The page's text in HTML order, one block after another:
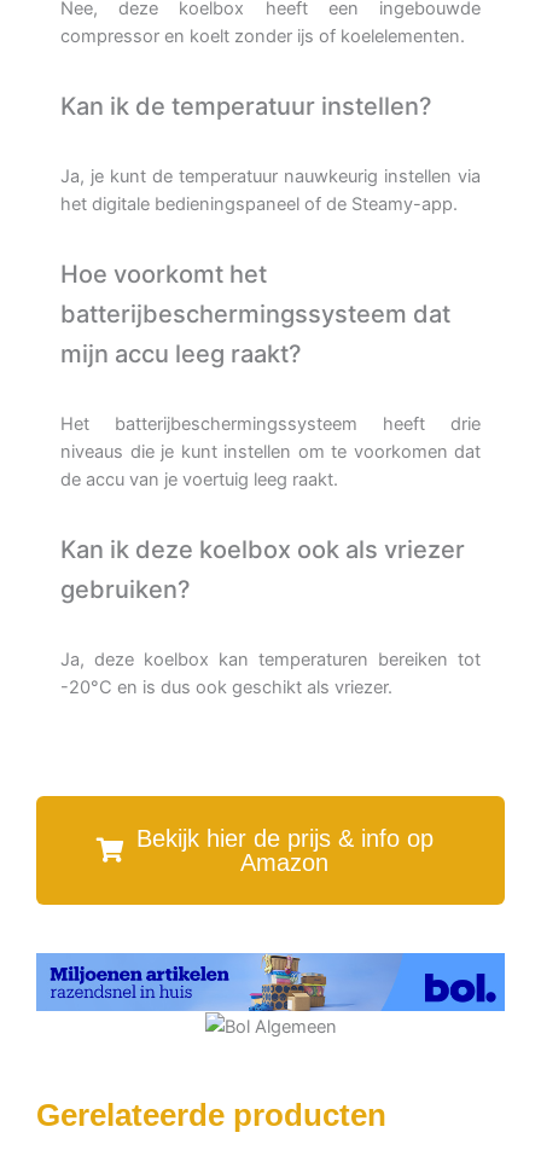
Nee, deze koelbox heeft een ingebouwde
compressor en koelt zonder ijs of koelelementen.
Kan ik de temperatuur instellen?
Ja, je kunt de temperatuur nauwkeurig instellen via
het digitale bedieningspaneel of de Steamy-app.
Hoe voorkomt het
batterijbeschermingssysteem dat
mijn accu leeg raakt?
Het batterijbeschermingssysteem heeft drie
niveaus die je kunt instellen om te voorkomen dat
de accu van je voertuig leeg raakt.
Kan ik deze koelbox ook als vriezer
gebruiken?
Ja, deze koelbox kan temperaturen bereiken tot
-20°C en is dus ook geschikt als vriezer.
Bekijk hier de prijs & info op
Amazon
Gerelateerde producten